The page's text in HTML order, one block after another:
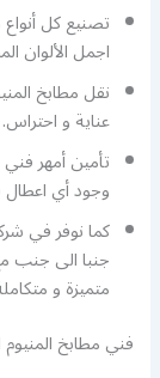
تصنيع كل
اجمل الألوان
نقل مطابخ
عناية و احتراس.
تأمين أمهر
وجود أي
كما نوفر في
جنبا الى جنب
متميزة و
فني مطابخ